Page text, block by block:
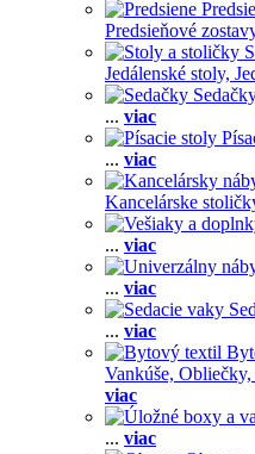
Predsieňové
Jedálenské stoly,
... viac
... viac
Kancelárske
... viac
... viac
... viac
Vankúše, Obliečky,
viac
... viac